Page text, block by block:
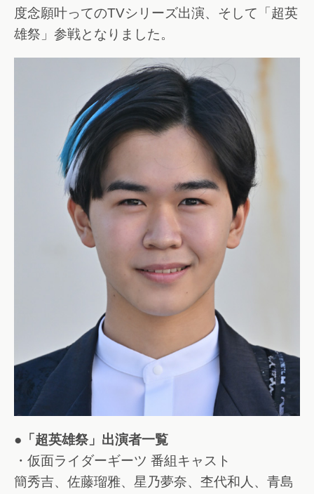
度念願叶ってのTVシリーズ出演、そして「超英
雄祭」参戦となりました。
●「超英雄祭」出演者一覧
・仮面ライダーギーツ 番組キャスト
簡秀吉、佐藤瑠雅、星乃夢奈、杢代和人、青島